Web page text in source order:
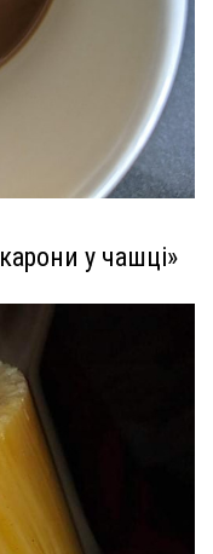
у чашці»